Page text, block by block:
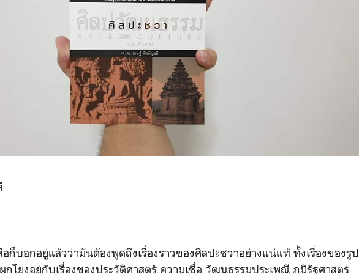
ก็บอกอยู่แล้วว่ามันต้องพูดถึงเรื่องราวของศิลปะชวาอย่างแน่แท้ ทั้งเรื่องของรูป
โยงอยู่กับเรื่องของประวัติศาสตร์ ความเชื่อ วัฒนธรรมประเพณี ภูมิรัฐศาสตร์